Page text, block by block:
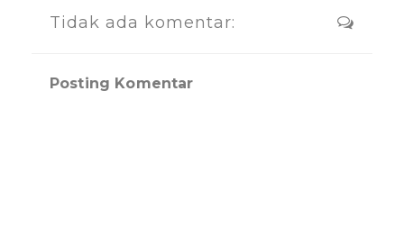
Tidak ada komentar:
Posting Komentar